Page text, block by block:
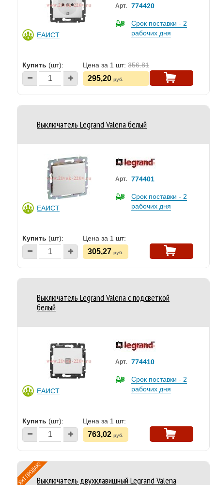
ЕАИСТ
Арт. 774420
Срок поставки - 2
рабочих дня
Купить (шт): Цена за 1 шт: 356.81
295,20 руб.
Выключатель Legrand Valena белый
ЕАИСТ
Арт. 774401
Срок поставки - 2
рабочих дня
Купить (шт): Цена за 1 шт:
305,27 руб.
Выключатель Legrand Valena с подсветкой
белый
ЕАИСТ
Арт. 774410
Срок поставки - 2
рабочих дня
Купить (шт): Цена за 1 шт:
763,02 руб.
Выключатель двухклавишный Legrand Valena